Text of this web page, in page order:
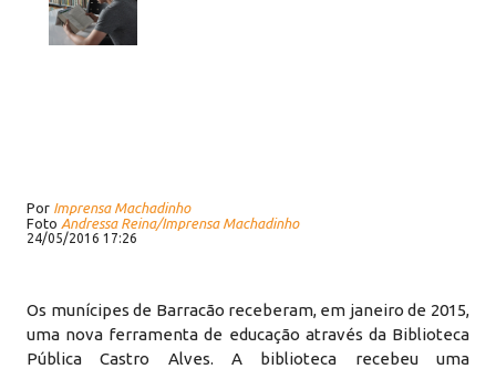
Por Imprensa Machadinho
Foto Andressa Reina/Imprensa Machadinho
24/05/2016 17:26
Os munícipes de Barracão receberam, em janeiro de 2015,
uma nova ferramenta de educação através da Biblioteca
Pública Castro Alves. A biblioteca recebeu uma